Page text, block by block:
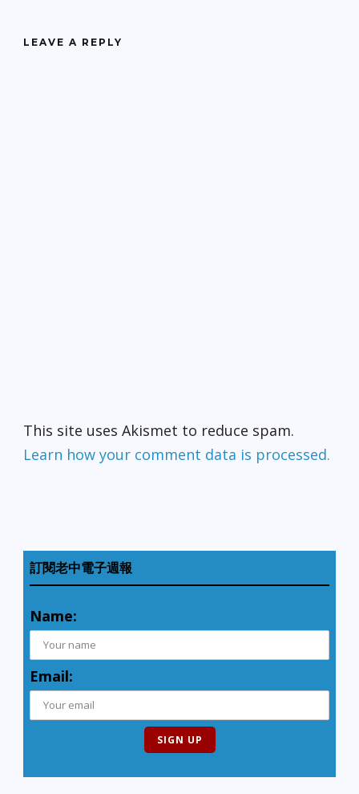
LEAVE A REPLY
This site uses Akismet to reduce spam.
Learn how your comment data is processed.
訂閱老中電子週報
Name:
Email: